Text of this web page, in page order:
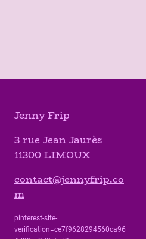
Jenny Frip
3 rue Jean Jaurès
11300 LIMOUX
contact@jennyfrip.co
m
pinterest-site-
verification=ce7f9628294560ca96